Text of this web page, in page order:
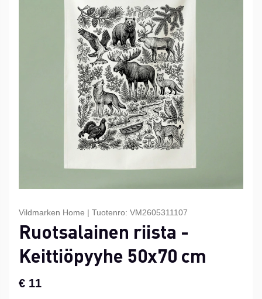
Vildmarken Home | Tuotenro: VM2605311107
Ruotsalainen riista -
Keittiöpyyhe 50x70 cm
€ 11